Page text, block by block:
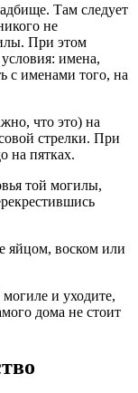
Там следует
не
При этом
имена,
с именами того, на
что это) на
стрелки. При
на пятках.
той могилы,
и уходите,
дома не стоит